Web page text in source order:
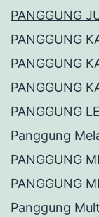
PANGGUNG
PANGGUNG
PANGGUNG
PANGGUNG
PANGGUNG
Panggung
PANGGUNG
PANGGUNG
Panggung